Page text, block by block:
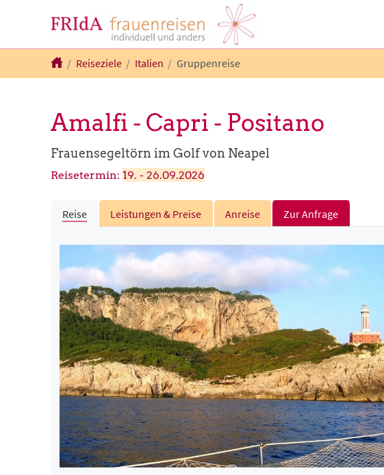
Zum Hauptinhalt springen
Sie sind hier:
Startseite
Reiseziele Italien Gruppenreise
Amalfi - Capri - Positano
Frauensegeltörn im Golf von Neapel
Reisetermin: 19. - 26.09.2026
Reise Leistungen & Preise Anreise Zur Anfrage